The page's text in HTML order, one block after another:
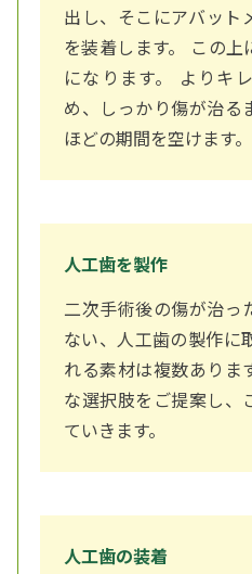
出し、そこにアバット
を装着します。 この
になります。 よりキ
め、しっかり傷が治る
ほどの期間を空けます。
人工歯を製作
二次手術後の傷が治っ
ない、人工歯の製作に
れる素材は複数ありま
な選択肢をご提案し、
ていきます。
人工歯の装着